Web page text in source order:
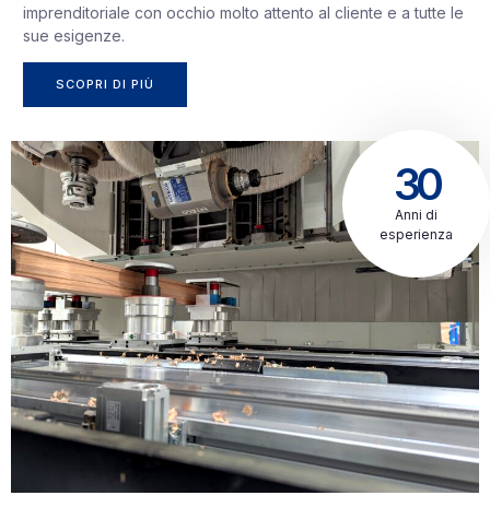
imprenditoriale con occhio molto attento al cliente e a tutte le
sue esigenze.
SCOPRI DI PIÙ
30
Anni di
esperienza